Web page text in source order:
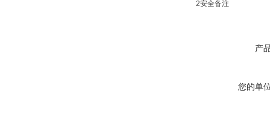
2安全备注
产
您的单